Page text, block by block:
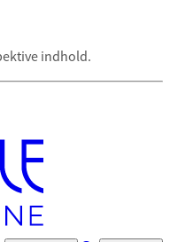
indhold.